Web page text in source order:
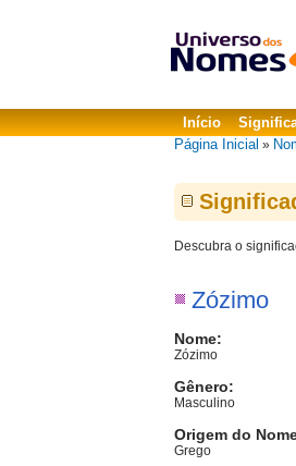
Início
Página Inicial »
Descubra o
Zózimo
Nome:
Zózimo
Gênero:
Masculino
Origem do
Grego